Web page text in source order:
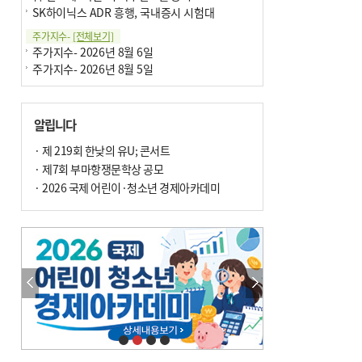
SK하이닉스 ADR 흥행, 국내증시 시험대
주가지수- [전체보기]
주가지수- 2026년 8월 6일
주가지수- 2026년 8월 5일
알립니다
· 제 219회 한낮의 유U; 콘서트
· 제7회 부마항쟁문학상 공모
· 2026 국제 어린이·청소년 경제아카데미